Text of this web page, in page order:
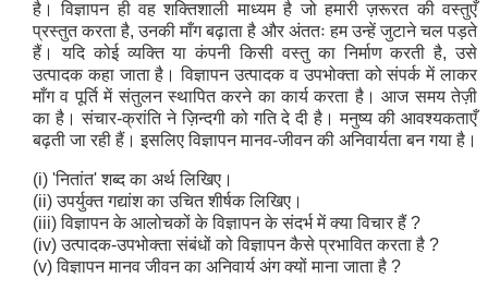
है। विज्ञापन ही वह शक्तिशाली माध्यम है जो हमारी ज़रूरत की वस्तुएँ
प्रस्तुत करता है, उनकी माँग बढ़ाता है और अंततः हम उन्हें जुटाने चल पड़ते
हैं। यदि कोई व्यक्ति या कंपनी किसी वस्तु का निर्माण करती है, उसे
उत्पादक कहा जाता है। विज्ञापन उत्पादक व उपभोक्ता को संपर्क में लाकर
माँग व पूर्ति में संतुलन स्थापित करने का कार्य करता है। आज समय तेज़ी
का है। संचार-क्रांति ने ज़िन्दगी को गति दे दी है। मनुष्य की आवश्यकताएँ
बढ़ती जा रही हैं। इसलिए विज्ञापन मानव-जीवन की अनिवार्यता बन गया है।
(i) 'नितांत' शब्द का अर्थ लिखिए।
(ii) उपर्युक्त गद्यांश का उचित शीर्षक लिखिए।
(iii) विज्ञापन के आलोचकों के विज्ञापन के संदर्भ में क्या विचार हैं ?
(iv) उत्पादक-उपभोक्ता संबंधों को विज्ञापन कैसे प्रभावित करता है ?
(v) विज्ञापन मानव जीवन का अनिवार्य अंग क्यों माना जाता है ?